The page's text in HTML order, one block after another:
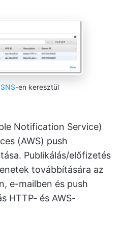
en keresztül
Notification Service)
(AWS) push
Publikálás/előfizetés
továbbítására az
e-mailben és push
HTTP- és AWS-